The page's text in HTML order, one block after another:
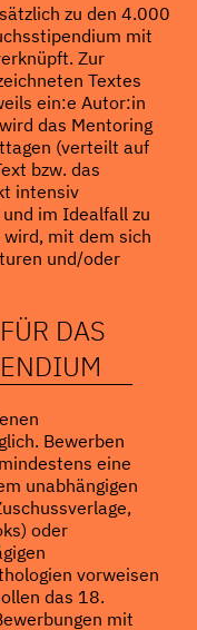
zu den 4.000
mit
Zur
Textes
ein:e Autor:in
das Mentoring
(verteilt auf
bzw. das
intensiv
im Idealfall zu
mit dem sich
und/oder
DAS
Bewerben
eine
unabhängigen
oder
vorweisen
das 18.
mit